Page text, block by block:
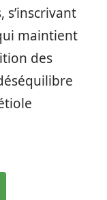
maintient
des